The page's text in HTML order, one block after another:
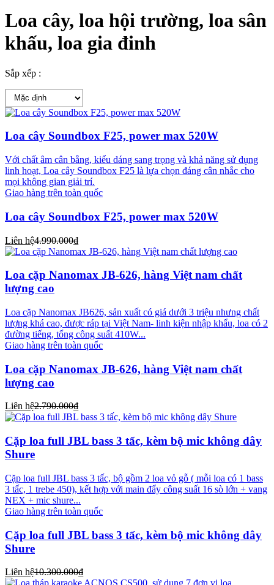
Loa cây, loa hội trường, loa sân
khấu, loa gia đinh
Sắp xếp :
Loa cây Soundbox F25, power max 520W
Với chất âm cân bằng, kiểu dáng sang trọng và khả năng sử dụng
linh hoạt, Loa cây Soundbox F25 là lựa chọn đáng cân nhắc cho
mọi không gian giải trí.
Giao hàng trên toàn quốc
Loa cây Soundbox F25, power max 520W
Liên hệ4.990.000₫
Loa cặp Nanomax JB-626, hàng Việt nam chất
lượng cao
Loa cặp Nanomax JB626, sản xuất có giá dưới 3 triệu nhưng chất
lượng khá cao, được ráp tại Việt Nam- linh kiện nhập khẩu, loa có 2
đường tiếng, tổng công suất 410W...
Giao hàng trên toàn quốc
Loa cặp Nanomax JB-626, hàng Việt nam chất
lượng cao
Liên hệ2.790.000₫
Cặp loa full JBL bass 3 tấc, kèm bộ mic không dây
Shure
Cặp loa full JBL bass 3 tấc, bộ gồm 2 loa vỏ gỗ ( mỗi loa có 1 bass
3 tấc, 1 trebe 450), kết hợp với main đẩy công suất 16 sò lớn + vang
NEX + mic shure...
Giao hàng trên toàn quốc
Cặp loa full JBL bass 3 tấc, kèm bộ mic không dây
Shure
Liên hệ10.300.000₫